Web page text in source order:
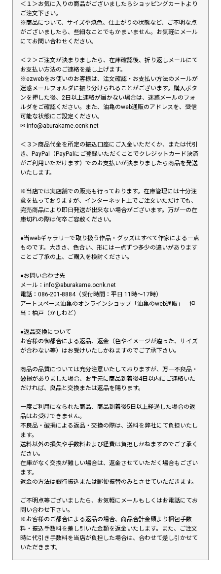
＜１＞お気に入りの商品がございましたらショッピングカートより
ご注文下さい。
※商品について、サイズや焼色、仕上がりの状態など、ご不明な点
がございましたら、些細なことでもかまいません。お気軽にメール
にてお問い合わせください。
＜２＞ご注文が決まりましたら、在庫確認後、折り返しメールにて
お支払い方法のご連絡を差し上げます。
※ezwebをお使いのお客様は、注文確認・お支払い方法のメールが
迷惑メールフォルダに振り分けられることがございます。購入ボタ
ンを押した後、2日以上連絡が届かない場合は、迷惑メールのフォ
ルダをご確認ください。また、油亀のweb通販のアドレスを、受信
可能な状態にご設定ください。
✉︎ info@aburakame.ocnk.net
＜３＞商品代金を所定の振込口座にご入金いただくか、または代引
き、PayPal（PayPalにご登録いただくことでクレジットカード決済
がご利用いただけます）でのお支払いが決まりましたら商品を発送
いたします。
※当店では実店舗での販売も行っております。在庫管理には十分注
意を払っておりますが、インターネット上でご注文いただけても、
完売商品により即日発送が出来ない場合がございます。万が一の在
庫切れの際は何卒ご容赦ください。
●当webギャラリーで取り扱う作品・グッズはすべて作家による一点
ものです。大きさ、色合い、形には一点ずつ多少の違いがあります
ことご了承の上、ご購入を検討ください。
●お問い合わせ先
メール：info@aburakame.ocnk.net
電話：086-201-8884（受付時間：平日 11時〜17時）
アートスペース油亀のオンラインショップ「油亀のweb通販」 担
当：柏戸（かしわど）
●返品交換について
お客様の御都合による返品、返金（色やイメージが違った、サイズ
が合わない等）はお受けいたしかねますのでご了承下さい。
商品の品質については充分注意いたしておりますが、万一不良品・
破損がありました場合、お手元に商品到着後4日以内にご連絡いた
だければ、良品と交換または返品を賜ります。
一度ご利用になられた商品、商品到着後5日以上経過した場合の返
品はお受けできません。
不良品・破損による返品・交換の際は、送料を弊社にて負担いたし
ます。
送料以外の損失や手数料および経費は負担しかねますのでご了承く
ださい。
在庫がなく交換が難しい場合は、返金させていただく場合もござい
ます。
返金の方法は銀行振込または郵便振替のみとさせていただきます。
ご不明点等ございましたら、お気軽にメールもしくはお電話にてお
問い合わせ下さい。
※お客様のご都合による返品の場合、商品合計金額より梱包手数
料・振込手数料を差し引いた金額を返金いたします。また、ご注文
時に代引き手数料を当店が負担した場合は、合わせて差し引かせて
いただきます。